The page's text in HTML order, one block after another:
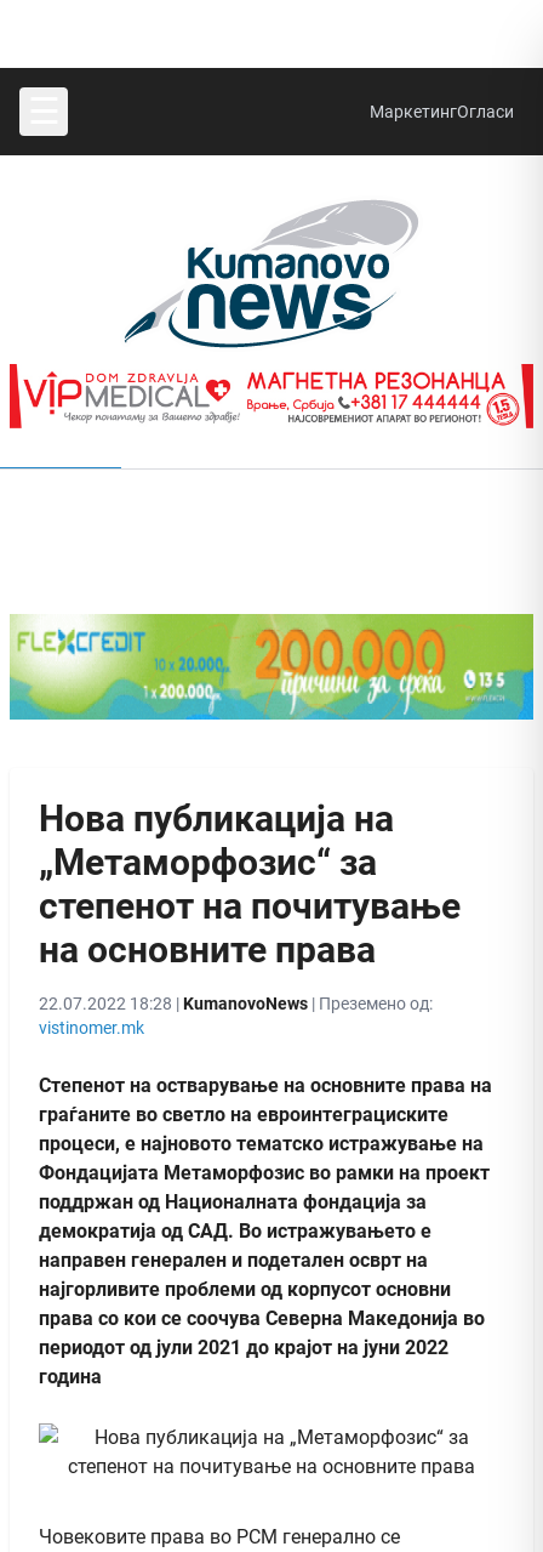
МаркетингОгласи
Нова публикација на
„Метаморфозис“ за
степенот на почитување
на основните права
22.07.2022 18:28 |KumanovoNews | Преземено од:
vistinomer.mk
Степенот на остварување на основните права на
граѓаните во светло на евроинтеграциските
процеси, е најновото тематско истражување на
Фондацијата Метаморфозис во рамки на проект
поддржан од Националната фондација за
демократија од САД. Во истражувањето е
направен генерален и подетален осврт на
најгорливите проблеми од корпусот основни
права со кои се соочува Северна Македонија во
периодот од јули 2021 до крајот на јуни 2022
година
Човековите права во РСМ генерално се